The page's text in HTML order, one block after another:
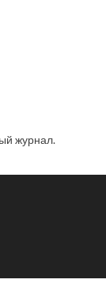
журнал.